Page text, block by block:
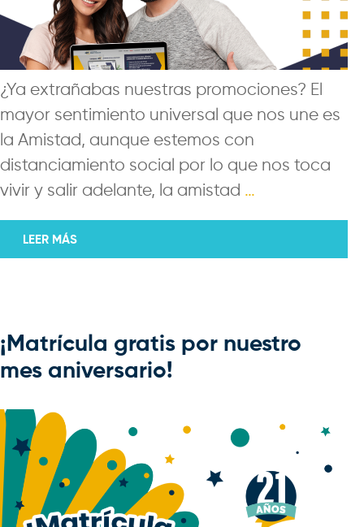
¿Ya extrañabas nuestras promociones? El
mayor sentimiento universal que nos une es
la Amistad, aunque estemos con
distanciamiento social por lo que nos toca
vivir y salir adelante, la amistad …
LEER MÁS
¡Matrícula gratis por nuestro
mes aniversario!